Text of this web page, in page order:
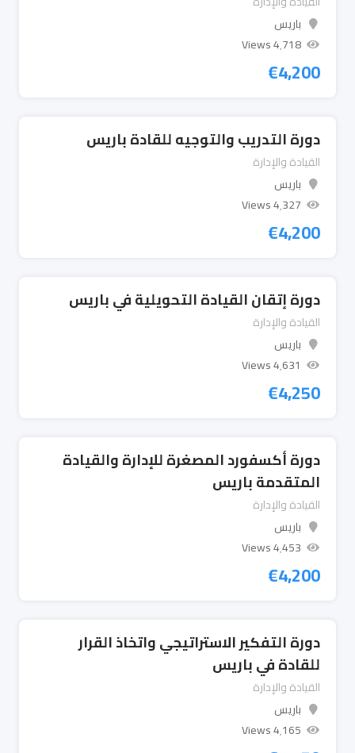
باريس
4٬718 Views
€4,200
دورة التدريب والتوجيه للقادة باريس
القيادة والإدارة
باريس
4٬327 Views
€4,200
دورة إتقان القيادة التحويلية في باريس
القيادة والإدارة
باريس
4٬631 Views
€4,250
دورة أكسفورد المصغرة للإدارة والقيادة
المتقدمة باريس
القيادة والإدارة
باريس
4٬453 Views
€4,200
دورة التفكير الاستراتيجي واتخاذ القرار
للقادة في باريس
القيادة والإدارة
باريس
4٬165 Views